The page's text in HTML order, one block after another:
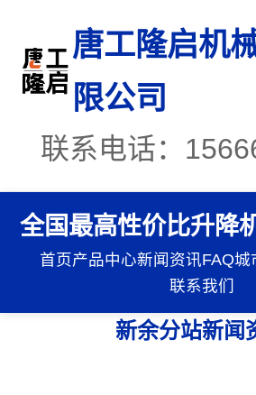
唐工隆启机
限公司
联系电话：
全国最高性价比升降
首页产品中心新闻资讯FAQ城
联系我们
新余分站新闻